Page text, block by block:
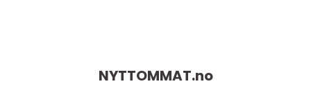
NYTTOMMAT.no